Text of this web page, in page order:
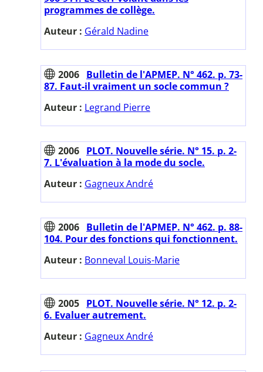
programmes de collège.
Auteur : Gérald Nadine
2006 Bulletin de l'APMEP. N° 462. p. 73-
87. Faut-il vraiment un socle commun ?
Auteur : Legrand Pierre
2006 PLOT. Nouvelle série. N° 15. p. 2-
7. L'évaluation à la mode du socle.
Auteur : Gagneux André
2006 Bulletin de l'APMEP. N° 462. p. 88-
104. Pour des fonctions qui fonctionnent.
Auteur : Bonneval Louis-Marie
2005 PLOT. Nouvelle série. N° 12. p. 2-
6. Evaluer autrement.
Auteur : Gagneux André